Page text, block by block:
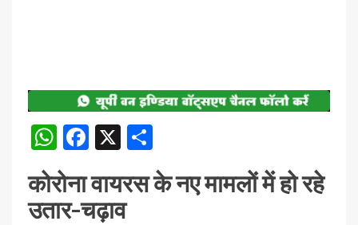
WhatsApp
Facebook
X
कोरोना वायरस के नए मामलों में हो रहे
उतार-चढ़ाव